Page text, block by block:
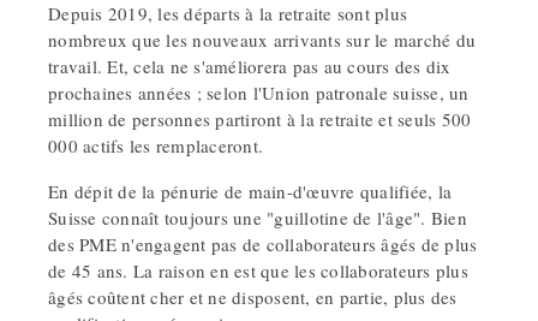
Depuis 2019, les départs à la retraite sont plus
nombreux que les nouveaux arrivants sur le marché du
travail. Et, cela ne s'améliorera pas au cours des dix
prochaines années ; selon l'Union patronale suisse, un
million de personnes partiront à la retraite et seuls 500
000 actifs les remplaceront.
En dépit de la pénurie de main-d'œuvre qualifiée, la
Suisse connaît toujours une "guillotine de l'âge". Bien
des PME n'engagent pas de collaborateurs âgés de plus
de 45 ans. La raison en est que les collaborateurs plus
âgés coûtent cher et ne disposent, en partie, plus des